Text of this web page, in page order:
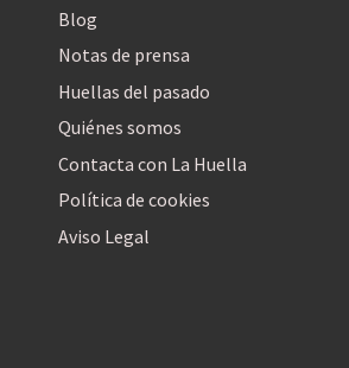
Blog
Notas de prensa
Huellas del pasado
Quiénes somos
Contacta con La Huella
Política de cookies
Aviso Legal